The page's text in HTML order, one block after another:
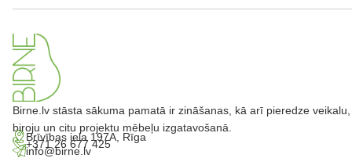
Birne.lv stāsta sākuma pamatā ir zināšanas, kā arī pieredze veikalu,
biroju un citu projektu mēbeļu izgatavošanā.
Brīvības iela 197A, Rīga
+371 26 677 425
info@birne.lv